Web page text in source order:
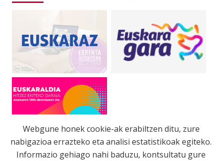
Webgune honek cookie-ak erabiltzen ditu, zure
nabigazioa errazteko eta analisi estatistikoak egiteko.
Informazio gehiago nahi baduzu, kontsultatu gure